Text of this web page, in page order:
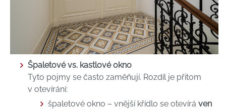
Špaletové vs. kastlové okno
Tyto pojmy se často zaměňují. Rozdíl je přitom
v otevírání:
špaletové okno – vnější křídlo se otevírá ven